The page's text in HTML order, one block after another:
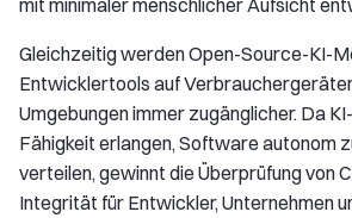
Gleichzeitig werden Open-Source-KI-
Entwicklertools auf
Umgebungen immer zugänglicher. Da
Fähigkeit erlangen, Software autonom
verteilen, gewinnt die Überprüfung von
Integrität für Entwickler, Unternehmen